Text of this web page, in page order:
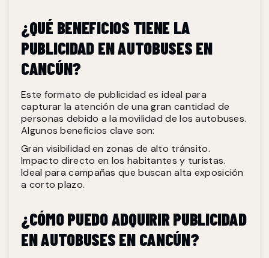
¿QUÉ BENEFICIOS TIENE LA
PUBLICIDAD EN AUTOBUSES EN
CANCÚN?
Este formato de publicidad es ideal para
capturar la atención de una gran cantidad de
personas debido a la movilidad de los autobuses.
Algunos beneficios clave son:
Gran visibilidad en zonas de alto tránsito.
Impacto directo en los habitantes y turistas.
Ideal para campañas que buscan alta exposición
a corto plazo.
¿CÓMO PUEDO ADQUIRIR PUBLICIDAD
EN AUTOBUSES EN CANCÚN?